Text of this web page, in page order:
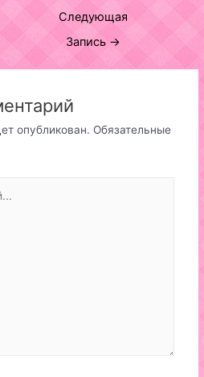
Следующая
Запись →
опубликован. Обязательные